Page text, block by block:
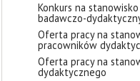
Konkurs na
badawczo-
Oferta pracy na
pracowników
Oferta pracy na
dydaktycznego